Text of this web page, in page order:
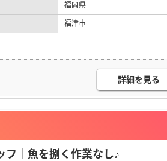
福岡県
福津市
詳細を見る
フ｜魚を捌く作業なし♪